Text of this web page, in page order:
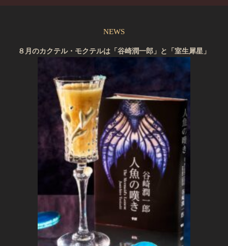
NEWS
８月のカクテル・モクテルは「谷崎潤一郎」と「室生犀星」